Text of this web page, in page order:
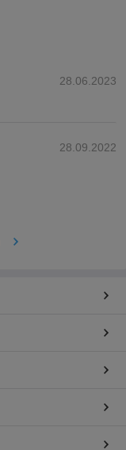
28.06.2023
28.09.2022